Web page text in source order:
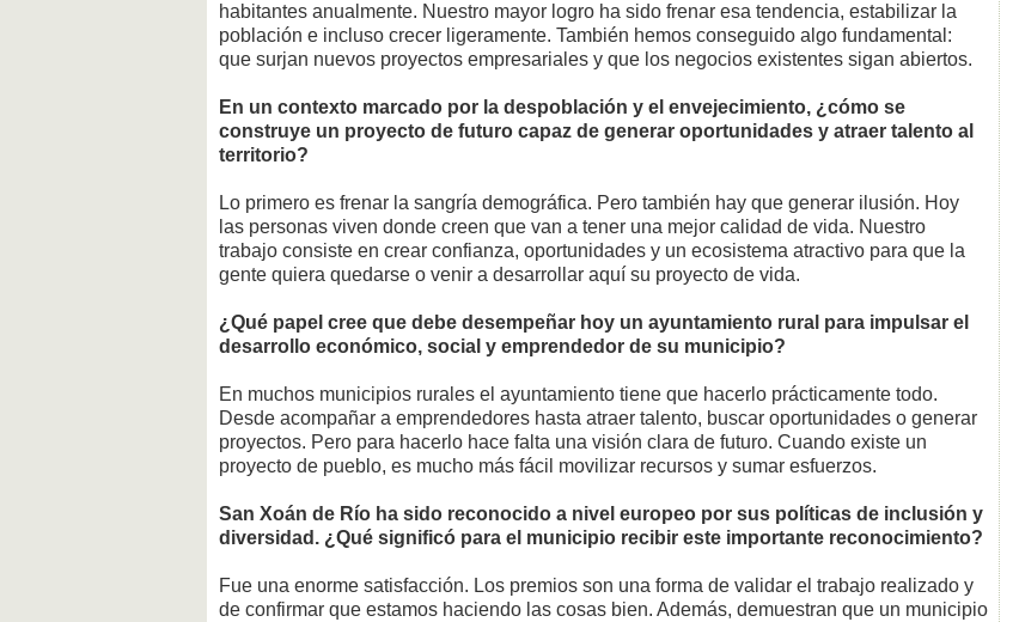
habitantes anualmente. Nuestro mayor logro ha sido frenar esa tendencia, estabilizar la
población e incluso crecer ligeramente. También hemos conseguido algo fundamental:
que surjan nuevos proyectos empresariales y que los negocios existentes sigan abiertos.
En un contexto marcado por la despoblación y el envejecimiento, ¿cómo se
construye un proyecto de futuro capaz de generar oportunidades y atraer talento al
territorio?
Lo primero es frenar la sangría demográfica. Pero también hay que generar ilusión. Hoy
las personas viven donde creen que van a tener una mejor calidad de vida. Nuestro
trabajo consiste en crear confianza, oportunidades y un ecosistema atractivo para que la
gente quiera quedarse o venir a desarrollar aquí su proyecto de vida.
¿Qué papel cree que debe desempeñar hoy un ayuntamiento rural para impulsar el
desarrollo económico, social y emprendedor de su municipio?
En muchos municipios rurales el ayuntamiento tiene que hacerlo prácticamente todo.
Desde acompañar a emprendedores hasta atraer talento, buscar oportunidades o generar
proyectos. Pero para hacerlo hace falta una visión clara de futuro. Cuando existe un
proyecto de pueblo, es mucho más fácil movilizar recursos y sumar esfuerzos.
San Xoán de Río ha sido reconocido a nivel europeo por sus políticas de inclusión y
diversidad. ¿Qué significó para el municipio recibir este importante reconocimiento?
Fue una enorme satisfacción. Los premios son una forma de validar el trabajo realizado y
de confirmar que estamos haciendo las cosas bien. Además, demuestran que un municipio